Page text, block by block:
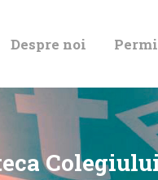
Despre noi
DE